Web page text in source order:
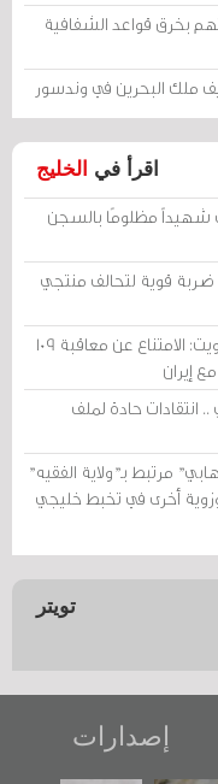
بخرق قواعد الشفافية
ملك البحرين في وندسور
اقرأ في الخليج
شهيداً مظلومًا بالسجن
قوية لتحالف منتجي
محكمة «أمن الدولة» في الكويت: الامتناع عن معاقبة 109
انتقادات حادة لملف
مرتبط بـ"ولاية الفقيه"
أخرى في تخبط خليجي
تويتر
إصدارات